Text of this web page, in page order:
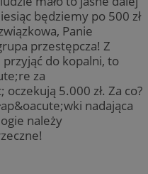
będziemy po 500 zł
Panie
przestępcza! Z
do kopalni, to
za
5.000 zł. Za co?
nadająca
należy